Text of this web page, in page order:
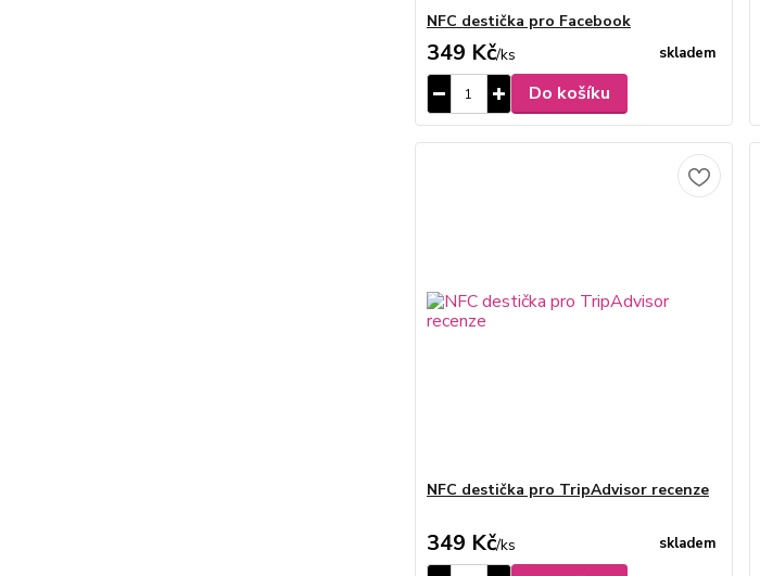
NFC destička pro Facebook
349 Kč/ks skladem
Do košíku
NFC destička pro TripAdvisor recenze
349 Kč/ks skladem